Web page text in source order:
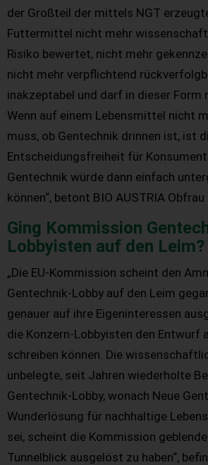
der Großteil der mittels NGT
Futtermittel nicht mehr
Risiko bewertet, nicht mehr
nicht mehr verpflichtend
inakzeptabel und darf in dieser Form
Wenn auf einem Lebensmittel nicht
muss, ob Gentechnik drinnen ist, ist
Entscheidungsfreiheit für
Gentechnik würde dann einfach
können“, betont BIO AUSTRIA Obfrau
Ging Kommission
Lobbyisten auf den Leim?
„Die EU-Kommission scheint den
Gentechnik-Lobby auf den Leim
genauer auf ihre Eigeninteressen
die Konzern-Lobbyisten den Entwurf
schreiben können. Die
unbelegte, seit Jahren wiederholte
Gentechnik-Lobby, wonach Neue
Wunderlösung für nachhaltige
sei, scheint die Kommission
Tunnelblick ausgelöst zu haben“,